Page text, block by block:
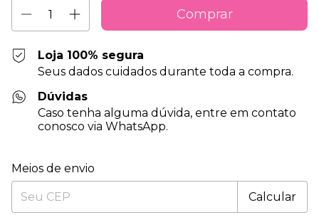
Loja 100% segura
Seus dados cuidados durante toda a compra.
Dúvidas
Caso tenha alguma dúvida, entre em contato
conosco via WhatsApp.
Entregas para o CEP:
Meios de envio
Calcular